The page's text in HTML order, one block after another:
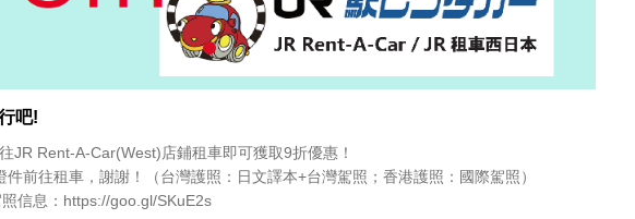
吧!
JR Rent-A-Car(West)店鋪租車即可獲取9折優惠！
前往租車，謝謝！（台灣護照：日文譯本+台灣駕照；香港護照：國際駕照）
信息：https://goo.gl/SKuE2s